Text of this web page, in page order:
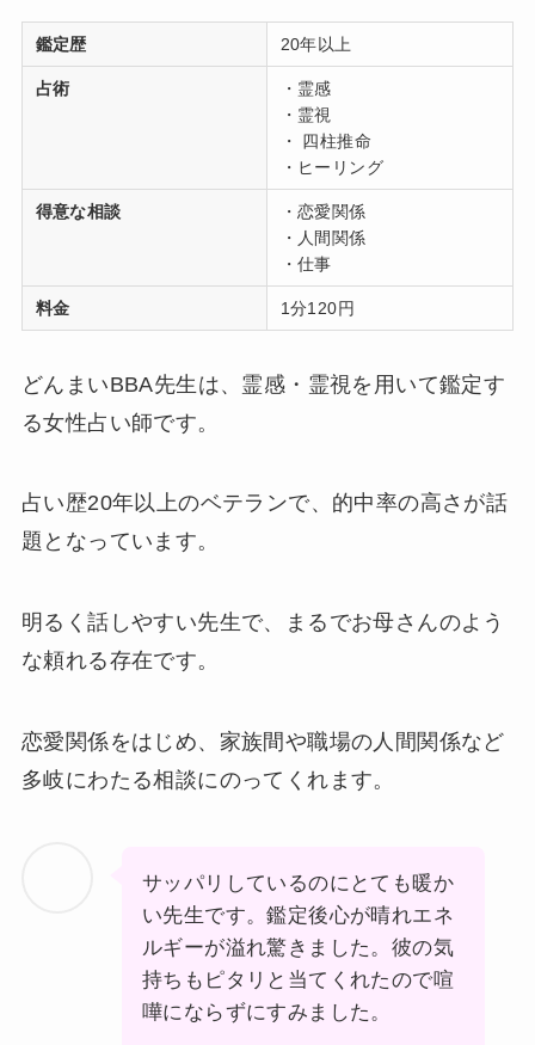
鑑定歴 20年以上
占術
・霊感
・霊視
・ 四柱推命
・ヒーリング
得意な相談
・恋愛関係
・人間関係
・仕事
料金 1分120円
どんまいBBA先生は、霊感・霊視を用いて鑑定す
る女性占い師です。
占い歴20年以上のベテランで、的中率の高さが話
題となっています。
明るく話しやすい先生で、まるでお母さんのよう
な頼れる存在です。
恋愛関係をはじめ、家族間や職場の人間関係など
多岐にわたる相談にのってくれます。
サッパリしているのにとても暖か
い先生です。鑑定後心が晴れエネ
ルギーが溢れ驚きました。彼の気
持ちもピタリと当てくれたので喧
嘩にならずにすみました。